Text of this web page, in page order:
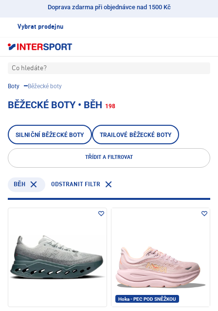
Doprava zdarma při objednávce nad 1500 Kč
Vybrat prodejnu
Co hledáte?
Boty Běžecké boty
BĚŽECKÉ BOTY • BĚH 198
SILNIČNÍ BĚŽECKÉ BOTY TRAILOVÉ BĚŽECKÉ BOTY
TŘÍDIT A FILTROVAT
BĚH ODSTRANIT FILTR
Hoka - PEC POD SNĚŽKOU